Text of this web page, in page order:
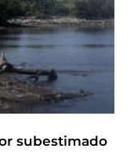
subestimado